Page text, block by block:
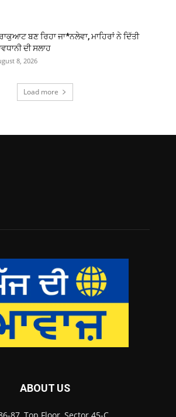
ਬਣ ਰਿਹਾ ਜਾ*ਨਲੇਵਾ, ਮਾਹਿਰਾਂ ਨੇ ਦਿੱਤੀ
ਦੀ ਸਲਾਹ
8, 2026
Load more
ABOUT US